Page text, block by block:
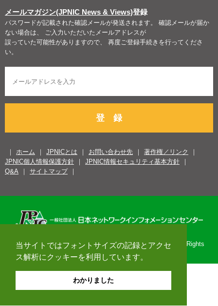
当サイトではフォントサイズの記録とアクセ
ス解析にクッキーを利用しています。
わかりました
メールマガジン(JPNIC News & Views)登録
パスワードが記載された確認メールが発送されます。 確認メールが届か
ない場合は、 ご入力いただいたメールアドレスが
誤っていた可能性がありますので、 再度ご登録手続きを行ってくださ
い。
登 録
ホーム JPNICとは お問い合わせ先
著作権／リンク
JPNIC個人情報保護方針
JPNIC情報セキュリティ基本方針
Q&A
サイトマップ
Copyright© 1996-2026 Japan Network Information Center. All Rights
Reserved.